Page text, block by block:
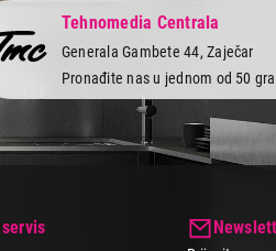
Tehnomedia Centrala
Generala Gambete 44, Zaječar
Pronađite nas u jednom od 50